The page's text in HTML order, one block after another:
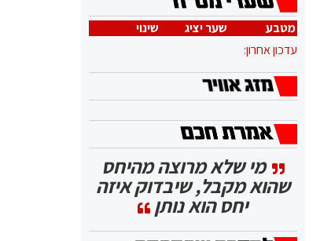
מטבע שער יציג
שינוי
עדכון אחרון:
מי שלא מרוצה מהיחס
שהוא מקבל, שיבדוק איזה
יחס הוא נותן